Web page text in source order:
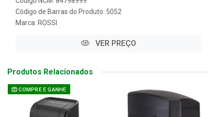
Código de Barras do Produto: 5052
Marca: ROSSI
VER PREÇO
Produtos Relacionados
COMPRE E GANHE